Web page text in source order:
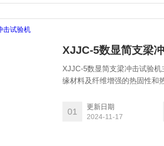
XJJC-5数显简支梁
XJJC-5数显简支梁冲击试验
缘材料及纤维增强的热固性和
01
更新日期
2024-11-17